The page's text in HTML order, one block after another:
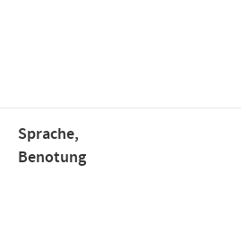
Sprache,
Benotung